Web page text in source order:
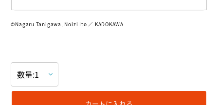
©︎Nagaru Tanigawa, Noizi Ito ／ KADOKAWA